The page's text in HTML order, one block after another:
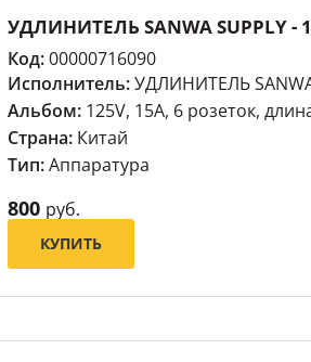
УДЛИНИТЕЛЬ SANWA SUPPLY -
Код:00000716090
Исполнитель:УДЛИНИТЕЛЬ
Альбом: 125V, 15A, 6 розеток,
Страна: Китай
Тип:Аппаратура
800 руб.
КУПИТЬ